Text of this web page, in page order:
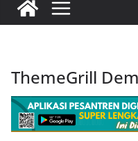
ThemeGrill